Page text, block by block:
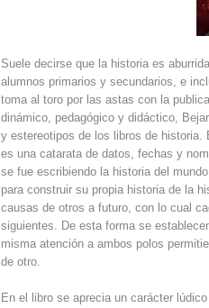
Suele decirse que la historia es
alumnos primarios y secundarios, e
toma al toro por las astas con la
dinámico, pedagógico y didáctico,
y estereotipos de los libros de historia.
es una catarata de datos, fechas y
se fue escribiendo la historia del
para construir su propia historia de la
causas de otros a futuro, con lo cual
siguientes. De esta forma se
misma atención a ambos polos
de otro.
En el libro se aprecia un carácter